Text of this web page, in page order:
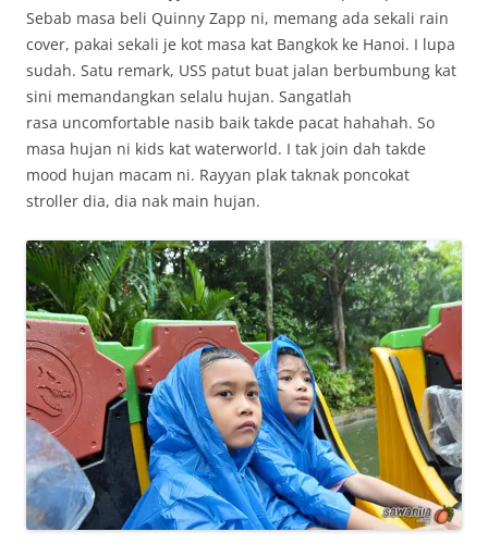
Sebab masa beli Quinny Zapp ni, memang ada sekali rain
cover, pakai sekali je kot masa kat Bangkok ke Hanoi. I lupa
sudah. Satu remark, USS patut buat jalan berbumbung kat
sini memandangkan selalu hujan. Sangatlah
rasa uncomfortable nasib baik takde pacat hahahah. So
masa hujan ni kids kat waterworld. I tak join dah takde
mood hujan macam ni. Rayyan plak taknak poncokat
stroller dia, dia nak main hujan.